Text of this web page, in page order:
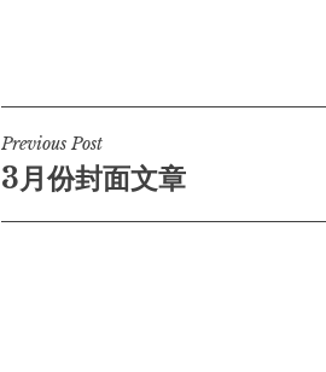
Post
navigation
Previous Post
3月份封面文章